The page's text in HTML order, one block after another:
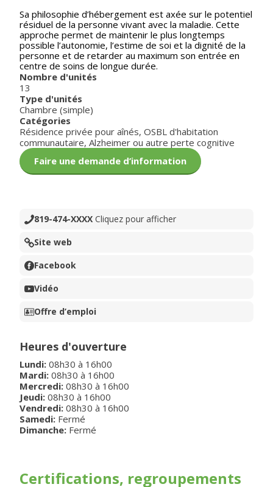
Sa philosophie d’hébergement est axée sur le potentiel
résiduel de la personne vivant avec la maladie. Cette
approche permet de maintenir le plus longtemps
possible l’autonomie, l’estime de soi et la dignité de la
personne et de retarder au maximum son entrée en
centre de soins de longue durée.
Nombre d'unités
13
Type d'unités
Chambre (simple)
Catégories
Résidence privée pour aînés, OSBL d'habitation
communautaire, Alzheimer ou autre perte cognitive
Faire une demande d’information
819-474-XXXX Cliquez pour afficher
Site web
Facebook
Vidéo
Offre d’emploi
Heures d'ouverture
Lundi: 08h30 à 16h00
Mardi: 08h30 à 16h00
Mercredi: 08h30 à 16h00
Jeudi: 08h30 à 16h00
Vendredi: 08h30 à 16h00
Samedi: Fermé
Dimanche: Fermé
Certifications, regroupements